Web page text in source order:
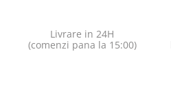
Livrare in 24H
(comenzi pana la 15:00)